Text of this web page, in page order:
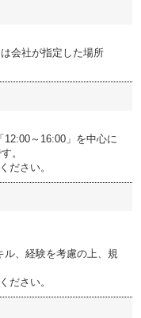
会社が指定した場所
～16:00」を中心に
。
ださい。
ル、経験を考慮の上、規
ださい。